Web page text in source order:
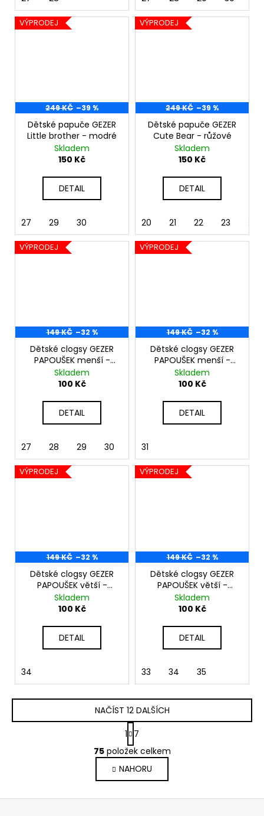
VÝPRODEJ
249 KČ –39 %
Dětské papuče GEZER
Little brother - modré
Skladem
150 Kč
DETAIL
27 29 30
VÝPRODEJ
249 KČ –39 %
Dětské papuče GEZER
Cute Bear - růžové
Skladem
150 Kč
DETAIL
20 21 22 23 24
VÝPRODEJ
149 KČ –32 %
Dětské clogsy GEZER
PAPOUŠEK menší -
černé
Skladem
100 Kč
DETAIL
27 28 29 30
VÝPRODEJ
149 KČ –32 %
Dětské clogsy GEZER
PAPOUŠEK menší -
fialové
Skladem
100 Kč
DETAIL
31
VÝPRODEJ
149 KČ –32 %
Dětské clogsy GEZER
PAPOUŠEK větší -
černá
Skladem
100 Kč
DETAIL
34
VÝPRODEJ
149 KČ –32 %
Dětské clogsy GEZER
PAPOUŠEK větší -
fialová
Skladem
100 Kč
DETAIL
33 34 35
O
v
l
á
d
NAČÍST 12 DALŠÍCH
S
t
r
á
n
k
1
7
75položek celkem
NAHORU
Z